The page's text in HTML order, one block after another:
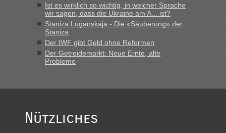
Ist es wirklich so wichtig, in welcher Sprache
wir sagen, dass die Ukraine am A... ist?
Staniza Luganskaja - Die «Säuberung» der
Staniza
Der IWF gibt Geld ohne Reformen
Der Getreidemarkt: Neue Ernte, alte
Probleme
Nützliches